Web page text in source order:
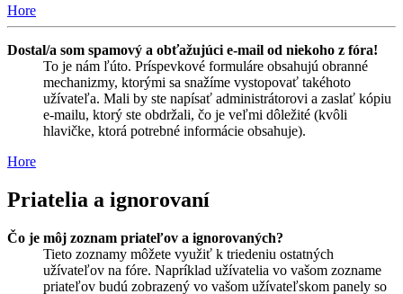
Hore
Dostal/a som spamový a obťažujúci e-mail od niekoho z fóra!
To je nám ľúto. Príspevkové formuláre obsahujú obranné
mechanizmy, ktorými sa snažíme vystopovať takéhoto
užívateľa. Mali by ste napísať administrátorovi a zaslať kópiu
e-mailu, ktorý ste obdržali, čo je veľmi dôležité (kvôli
hlavičke, ktorá potrebné informácie obsahuje).
Hore
Priatelia a ignorovaní
Čo je môj zoznam priateľov a ignorovaných?
Tieto zoznamy môžete využiť k triedeniu ostatných
užívateľov na fóre. Napríklad užívatelia vo vašom zozname
priateľov budú zobrazený vo vašom užívateľskom panely so